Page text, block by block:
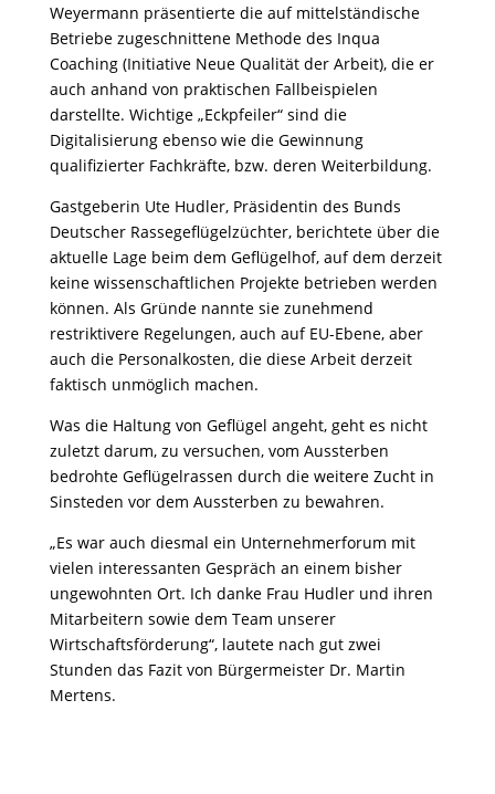
Weyermann präsentierte die auf mittelständische
Betriebe zugeschnittene Methode des Inqua
Coaching (Initiative Neue Qualität der Arbeit), die er
auch anhand von praktischen Fallbeispielen
darstellte. Wichtige „Eckpfeiler“ sind die
Digitalisierung ebenso wie die Gewinnung
qualifizierter Fachkräfte, bzw. deren Weiterbildung.
Gastgeberin Ute Hudler, Präsidentin des Bunds
Deutscher Rassegeflügelzüchter, berichtete über die
aktuelle Lage beim dem Geflügelhof, auf dem derzeit
keine wissenschaftlichen Projekte betrieben werden
können. Als Gründe nannte sie zunehmend
restriktivere Regelungen, auch auf EU-Ebene, aber
auch die Personalkosten, die diese Arbeit derzeit
faktisch unmöglich machen.
Was die Haltung von Geflügel angeht, geht es nicht
zuletzt darum, zu versuchen, vom Aussterben
bedrohte Geflügelrassen durch die weitere Zucht in
Sinsteden vor dem Aussterben zu bewahren.
„Es war auch diesmal ein Unternehmerforum mit
vielen interessanten Gespräch an einem bisher
ungewohnten Ort. Ich danke Frau Hudler und ihren
Mitarbeitern sowie dem Team unserer
Wirtschaftsförderung“, lautete nach gut zwei
Stunden das Fazit von Bürgermeister Dr. Martin
Mertens.